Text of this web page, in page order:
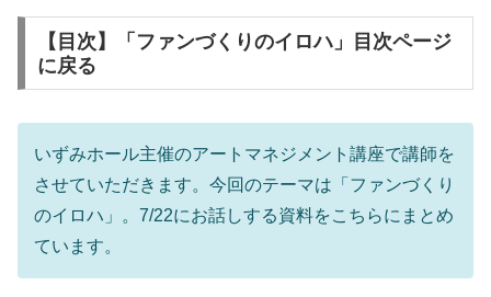
【目次】「ファンづくりのイロハ」目次ページ
に戻る
いずみホール主催のアートマネジメント講座で講師を
させていただきます。今回のテーマは「ファンづくり
のイロハ」。7/22にお話しする資料をこちらにまとめ
ています。